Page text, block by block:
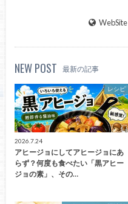
WebSite
NEW POST 最新の記事
レシピ
2026.7.24
アヒージョにしてアヒージョにあ
らず？何度も食べたい「黒アヒー
ジョの素」、その…